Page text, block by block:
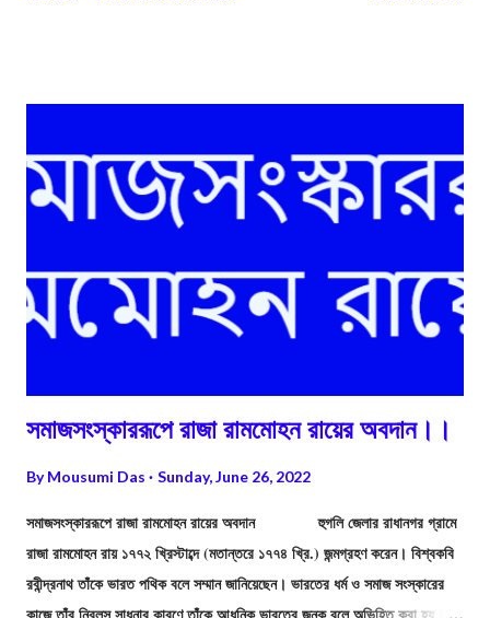
সমাজসংস্কাররূপে রাজা রামমোহন রায়ের অবদান।।
ByMousumi Das Sunday, June 26, 2022
সমাজসংস্কাররূপে রাজা রামমোহন রায়ের অবদান হুগলি জেলার রাধানগর গ্রামে
রাজা রামমোহন রায় ১৭৭২ খ্রিস্টাব্দে (মতান্তরে ১৭৭৪ খ্রি.) জন্মগ্রহণ করেন। বিশ্বকবি
রবীন্দ্রনাথ তাঁকে ভারত পথিক বলে সম্মান জানিয়েছেন। ভারতের ধর্ম ও সমাজ সংস্কারের